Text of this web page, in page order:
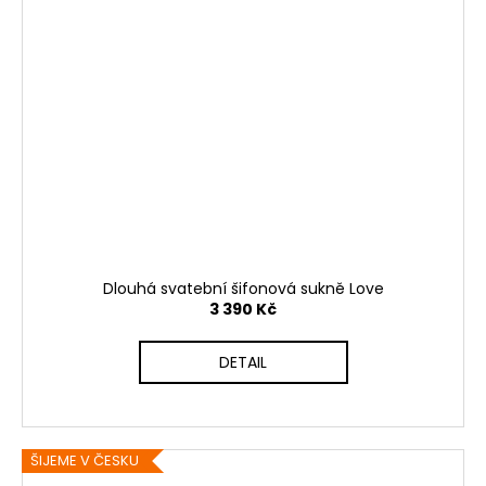
Dlouhá svatební šifonová sukně Love
3 390 Kč
DETAIL
ŠIJEME V ČESKU